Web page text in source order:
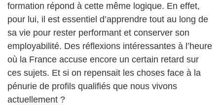
formation répond à cette même logique. En effet,
pour lui, il est essentiel d’apprendre tout au long de
sa vie pour rester performant et conserver son
employabilité. Des réflexions intéressantes à l’heure
où la France accuse encore un certain retard sur
ces sujets. Et si on repensait les choses face à la
pénurie de profils qualifiés que nous vivons
actuellement ?